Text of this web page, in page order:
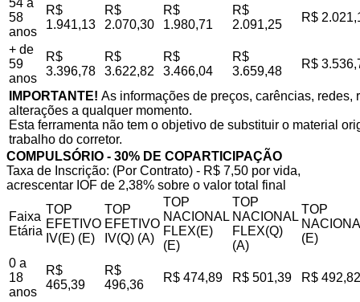
54 a
58
anos
R$
1.941,13
R$
2.070,30
R$
1.980,71
R$
2.091,25
R$
+ de
59
anos
R$
3.396,78
R$
3.622,82
R$
3.466,04
R$
3.659,48
R$
IMPORTANTE! As informações de preços, carências,
alterações a qualquer momento.
Esta ferramenta não tem o objetivo de substituir o material
trabalho do corretor.
COMPULSÓRIO - 30% DE COPARTICIPAÇÃO
Taxa de Inscrição: (Por Contrato) - R$ 7,50 por vida,
acrescentar IOF de 2,38% sobre o valor total final
Faixa
Etária
TOP
EFETIVO
IV(E) (E)
TOP
EFETIVO
IV(Q) (A)
TOP
NACIONAL
FLEX(E)
(E)
TOP
NACIONAL
FLEX(Q)
(A)
TOP
(E)
0 a
18
anos
R$
465,39
R$
496,36
R$ 474,89 R$ 501,39 R$ 492,82